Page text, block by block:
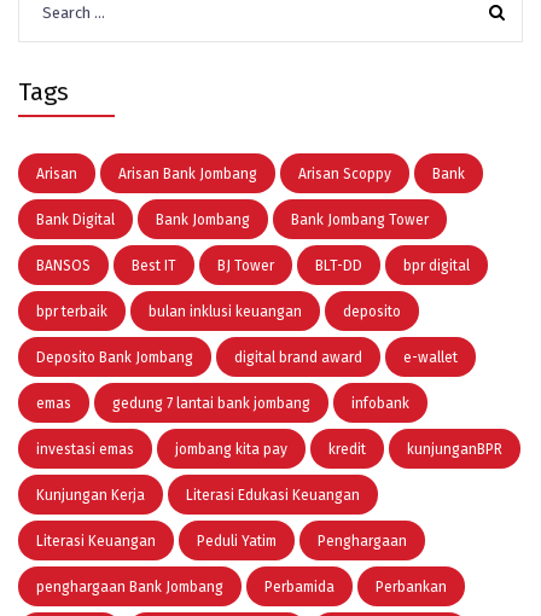
for:
Tags
Arisan Arisan Bank Jombang Arisan Scoppy Bank
Bank Digital Bank Jombang Bank Jombang Tower
BANSOS Best IT BJ Tower BLT-DD bpr digital
bpr terbaik bulan inklusi keuangan deposito
Deposito Bank Jombang digital brand award e-wallet
emas gedung 7 lantai bank jombang infobank
investasi emas jombang kita pay kredit kunjunganBPR
Kunjungan Kerja Literasi Edukasi Keuangan
Literasi Keuangan Peduli Yatim Penghargaan
penghargaan Bank Jombang Perbamida Perbankan